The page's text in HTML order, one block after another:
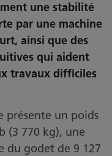
une stabilité
par une machine
ainsi que des
qui aident
travaux difficiles
présente un poids
(3 770 kg), une
du godet de 9 127